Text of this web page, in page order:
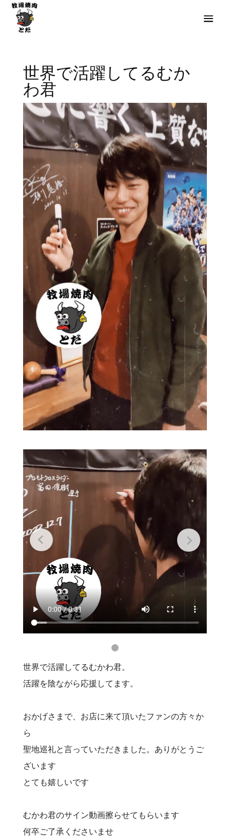
世界で活躍してるむか
わ君
世界で活躍してるむかわ君。
活躍を陰ながら応援してます。
おかげさまで、お店に来て頂いたファンの方々か
ら
聖地巡礼と言っていただきました。ありがとうご
ざいます
とても嬉しいです
むかわ君のサイン動画擦らせてもらいます
何卒ご了承くださいませ